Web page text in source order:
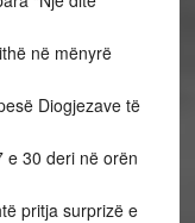
në mënyrë
Diogjezave të
e 30 deri në orën
pritja surprizë e